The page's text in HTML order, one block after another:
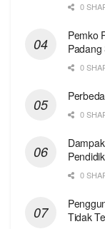
0
Pemko
0
0
0
Tidak